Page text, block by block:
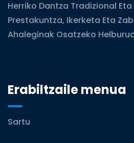
Herriko Dantza Tradizional
Prestakuntza, Ikerketa Eta
Ahaleginak Osatzeko
Erabiltzaile menua
Sartu